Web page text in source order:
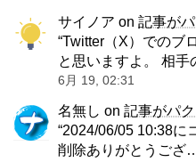
サイノア on 記事が
“Twitter（X）でのブ
と思いますよ。 相
6月 19, 02:31
名無し on 記事がパ
“2024/06/05 10:38に
削除ありがとうござ